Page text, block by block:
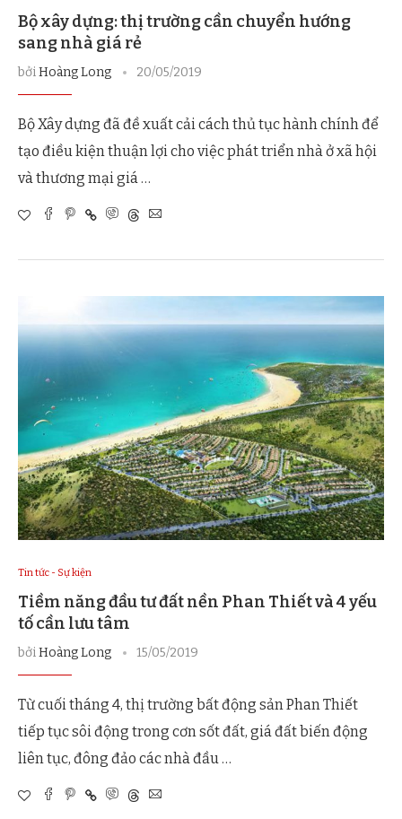
Bộ xây dựng: thị trường cần chuyển hướng
sang nhà giá rẻ
bởiHoàng Long 20/05/2019
Bộ Xây dựng đã đề xuất cải cách thủ tục hành chính để
tạo điều kiện thuận lợi cho việc phát triển nhà ở xã hội
và thương mại giá …
Tin tức - Sự kiện
Tiềm năng đầu tư đất nền Phan Thiết và 4 yếu
tố cần lưu tâm
bởiHoàng Long 15/05/2019
Từ cuối tháng 4, thị trường bất động sản Phan Thiết
tiếp tục sôi động trong cơn sốt đất, giá đất biến động
liên tục, đông đảo các nhà đầu …